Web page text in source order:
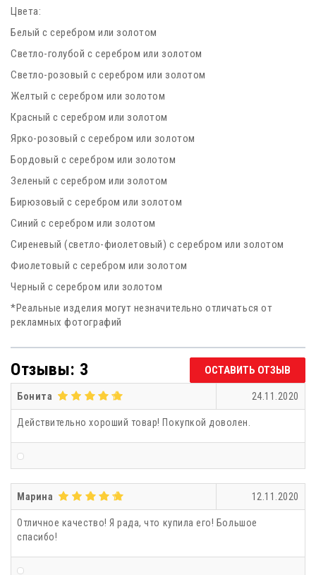
Цвета:
Белый с серебром или золотом
Светло-голубой с серебром или золотом
Светло-розовый с серебром или золотом
Желтый с серебром или золотом
Красный с серебром или золотом
Ярко-розовый с серебром или золотом
Бордовый с серебром или золотом
Зеленый с серебром или золотом
Бирюзовый с серебром или золотом
Синий с серебром или золотом
Сиреневый (светло-фиолетовый) с серебром или золотом
Фиолетовый с серебром или золотом
Черный с серебром или золотом
*Реальные изделия могут незначительно отличаться от
рекламных фотографий
Отзывы: 3 ОСТАВИТЬ ОТЗЫВ
Бонита 24.11.2020
Действительно хороший товар! Покупкой доволен.
Марина 12.11.2020
Отличное качество! Я рада, что купила его! Большое
спасибо!